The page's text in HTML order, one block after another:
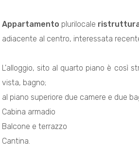
Appartamento plurilocale
adiacente al centro, interessata
L'alloggio, sito al quarto piano è così
vista, bagno;
al piano superiore due camere e due
Cabina armadio
Balcone e terrazzo
Cantina.